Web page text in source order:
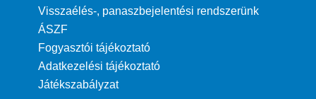
Visszaélés-, panaszbejelentési rendszerünk
ÁSZF
Fogyasztói tájékoztató
Adatkezelési tájékoztató
Játékszabályzat